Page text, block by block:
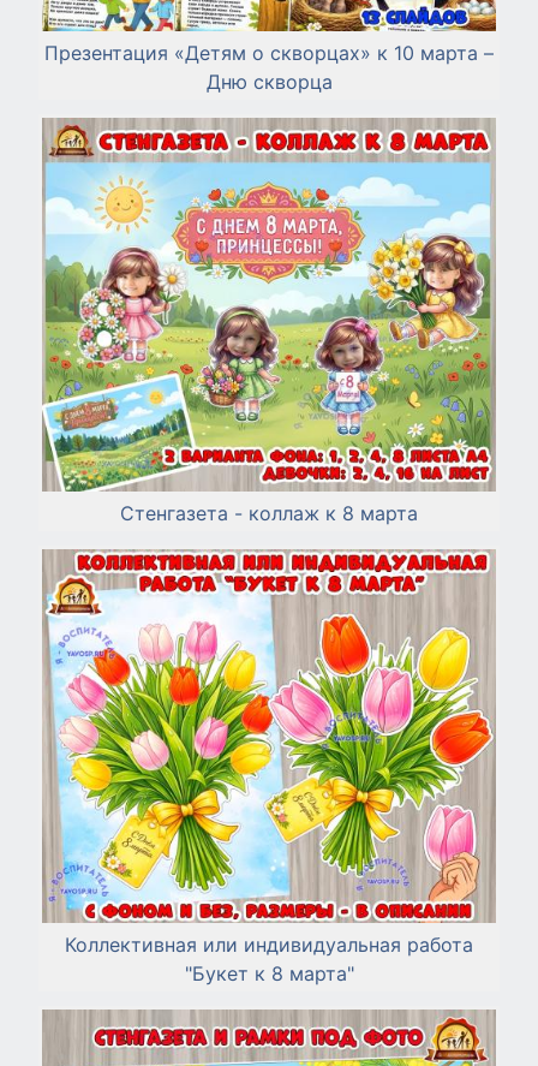
Презентация «Детям о скворцах» к 10 марта –
Дню скворца
Стенгазета - коллаж к 8 марта
Коллективная или индивидуальная работа
"Букет к 8 марта"